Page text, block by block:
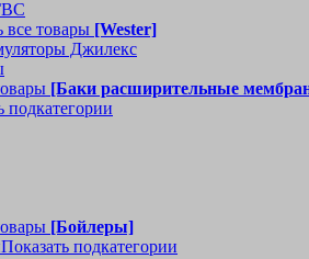
все товары [Wester]
Джилекс
[Баки расширительные
подкатегории
[Бойлеры]
Показать подкатегории